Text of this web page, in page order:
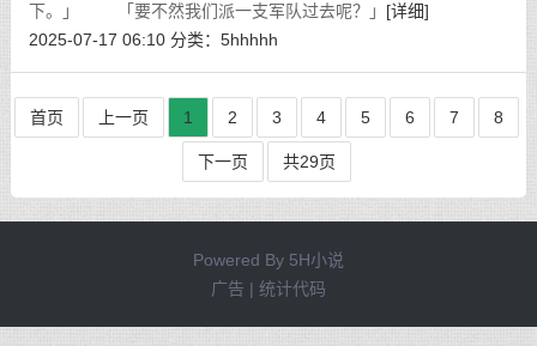
下。」 「要不然我们派一支军队过去呢？」 [详细]
2025-07-17 06:10 分类： 5hhhhh
首页 上一页 1 2 3 4 5 6 7 8
下一页 共29页
Powered By 5H小说
广告 | 统计代码